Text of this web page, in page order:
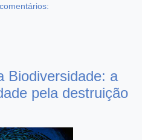
Biodiversidade: a
pela destruição